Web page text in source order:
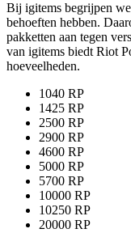
Bij igitems begrijpen
behoeften hebben.
pakketten aan tegen
van igitems biedt Riot
hoeveelheden.
1040 RP
1425 RP
2500 RP
2900 RP
4600 RP
5000 RP
5700 RP
10000 RP
10250 RP
20000 RP